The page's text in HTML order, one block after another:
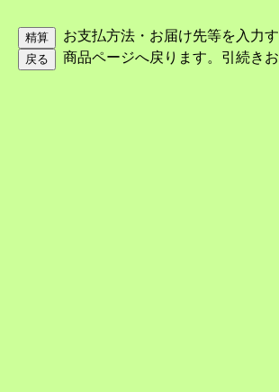
お支払方法・お届け先等を入力
商品ページへ戻ります。引続き